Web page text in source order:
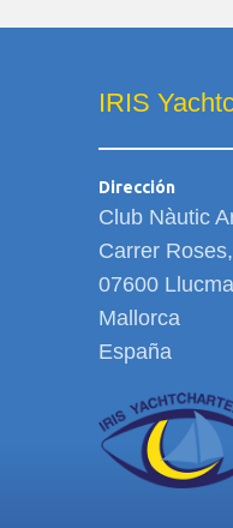
IRIS
Dirección
Club Nàutic
Carrer
07600
Mallorca
España